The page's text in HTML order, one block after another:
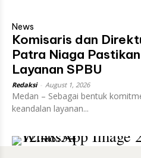
News
Komisaris dan
Patra Niaga
Layanan SPBU
Redaksi August 1, 2026
Medan – Sebagai bentuk
keandalan layanan...